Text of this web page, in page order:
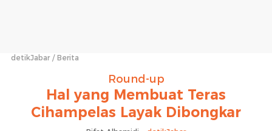
detikJabar Berita
Round-up
Hal yang Membuat Teras
Cihampelas Layak Dibongkar